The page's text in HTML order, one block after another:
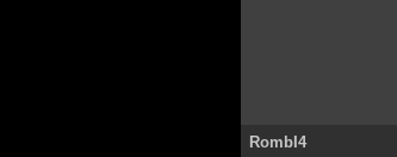
RombI4